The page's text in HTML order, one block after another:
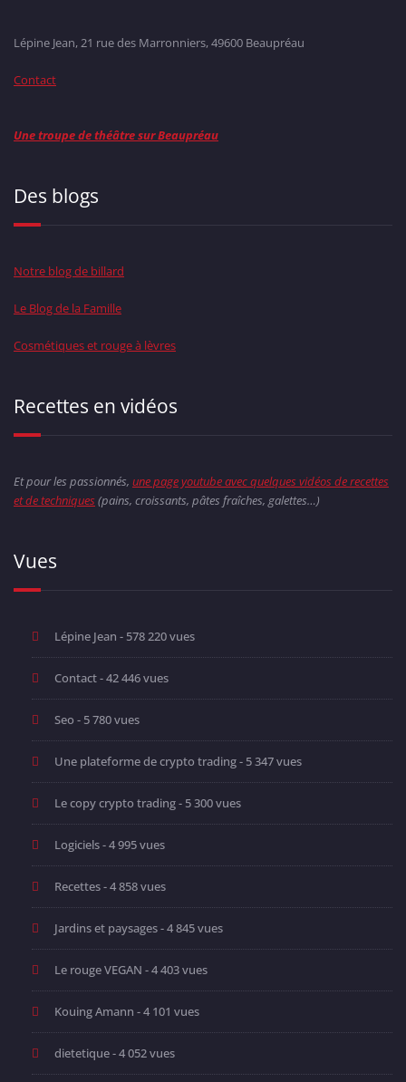
Lépine Jean, 21 rue des Marronniers, 49600 Beaupréau
Contact
Une troupe de théâtre sur Beaupréau
Des blogs
Notre blog de billard
Le Blog de la Famille
Cosmétiques et rouge à lèvres
Recettes en vidéos
Et pour les passionnés, une page youtube avec quelques vidéos de recettes
et de techniques(pains, croissants, pâtes fraîches, galettes…)
Vues
Lépine Jean - 578 220 vues
Contact- 42 446 vues
Seo - 5 780 vues
Une plateforme de crypto trading- 5 347 vues
Le copy crypto trading- 5 300 vues
Logiciels- 4 995 vues
Recettes- 4 858 vues
Jardins et paysages- 4 845 vues
Le rouge VEGAN - 4 403 vues
Kouing Amann - 4 101 vues
dietetique- 4 052 vues